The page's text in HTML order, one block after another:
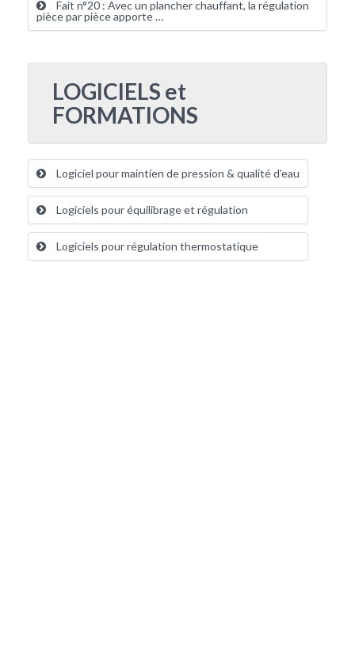
Fait n°20 : Avec un plancher chauffant, la régulation
pièce par pièce apporte …
LOGICIELS et
FORMATIONS
Logiciel pour maintien de pression & qualité d’eau
Logiciels pour équilibrage et régulation
Logiciels pour régulation thermostatique